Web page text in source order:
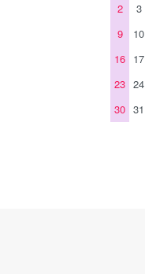
2
3
9
10
16 17
23 24
30 31